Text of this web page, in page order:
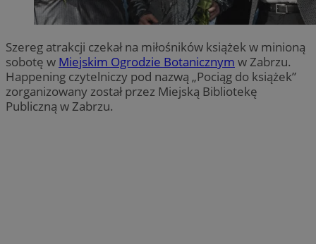
Szereg atrakcji czekał na miłośników książek w minioną
sobotę w Miejskim Ogrodzie Botanicznym w Zabrzu.
Happening czytelniczy pod nazwą „Pociąg do książek”
zorganizowany został przez Miejską Bibliotekę
Publiczną w Zabrzu.